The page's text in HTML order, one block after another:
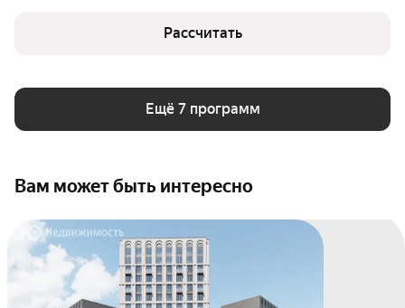
Рассчитать
Ещё 7 программ
Вам может быть интересно